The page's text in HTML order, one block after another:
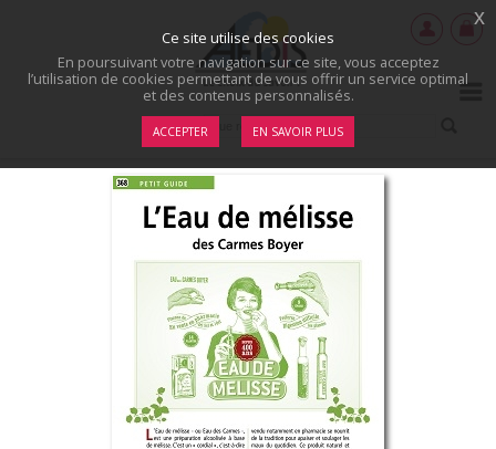
Ce site utilise des cookies
En poursuivant votre navigation sur ce site, vous acceptez
l’utilisation de cookies permettant de vous offrir un service optimal
et des contenus personnalisés.
ACCEPTER EN SAVOIR PLUS
x